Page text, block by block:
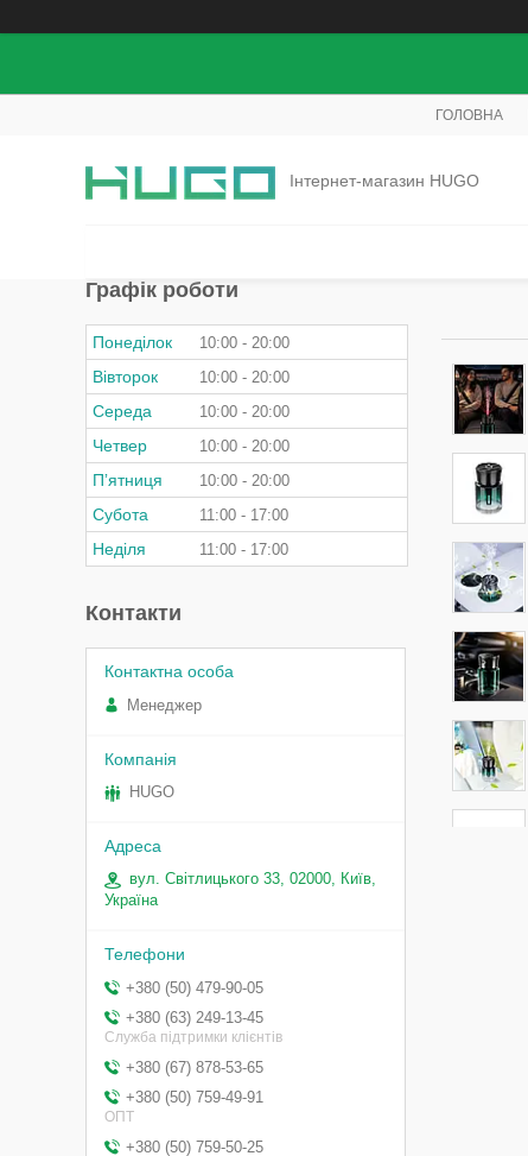
ГОЛОВНА
Інтернет-магазин HUGO
Графік роботи
Понеділок 10:00 20:00
Вівторок 10:00 20:00
Середа 10:00 20:00
Четвер 10:00 20:00
Пʼятниця 10:00 20:00
Субота 11:00 17:00
Неділя 11:00 17:00
Контакти
Менеджер
HUGO
вул. Світлицького 33, 02000, Київ,
Україна
+380 (50) 479-90-05
+380 (63) 249-13-45
Служба підтримки клієнтів
+380 (67) 878-53-65
+380 (50) 759-49-91
ОПТ
+380 (50) 759-50-25